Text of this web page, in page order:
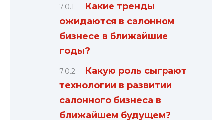
Какие тренды
ожидаются в салонном
бизнесе в ближайшие
годы?
Какую роль сыграют
технологии в развитии
салонного бизнеса в
ближайшем будущем?